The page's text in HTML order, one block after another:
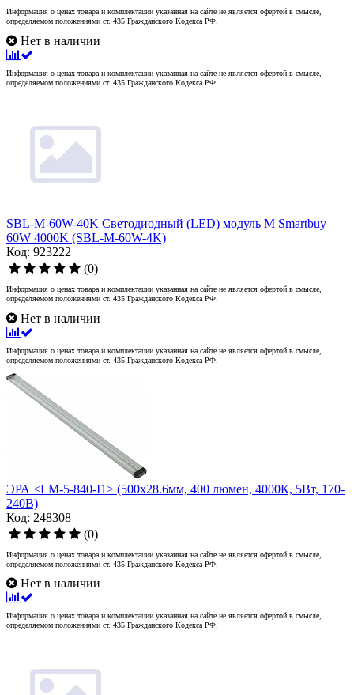
Информация о ценах товара и комплектации указанная на сайте не является офертой в смысле,
определяемом положениями ст. 435 Гражданского Кодекса РФ.
Нет в наличии
Информация о ценах товара и комплектации указанная на сайте не является офертой в смысле,
определяемом положениями ст. 435 Гражданского Кодекса РФ.
SBL-M-60W-40K Светодиодный (LED) модуль M Smartbuy
60W 4000K (SBL-M-60W-4K)
Код: 923222
(0)
Информация о ценах товара и комплектации указанная на сайте не является офертой в смысле,
определяемом положениями ст. 435 Гражданского Кодекса РФ.
Нет в наличии
Информация о ценах товара и комплектации указанная на сайте не является офертой в смысле,
определяемом положениями ст. 435 Гражданского Кодекса РФ.
ЭРА <LM-5-840-I1> (500x28.6мм, 400 люмен, 4000К, 5Вт, 170-
240В)
Код: 248308
(0)
Информация о ценах товара и комплектации указанная на сайте не является офертой в смысле,
определяемом положениями ст. 435 Гражданского Кодекса РФ.
Нет в наличии
Информация о ценах товара и комплектации указанная на сайте не является офертой в смысле,
определяемом положениями ст. 435 Гражданского Кодекса РФ.